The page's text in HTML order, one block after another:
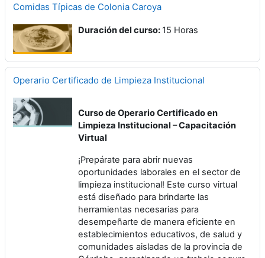
Comidas Típicas de Colonia Caroya
Duración del curso: 15 Horas
Operario Certificado de Limpieza Institucional
Curso de Operario Certificado en
Limpieza Institucional – Capacitación
Virtual
¡Prepárate para abrir nuevas
oportunidades laborales en el sector de
limpieza institucional! Este curso virtual
está diseñado para brindarte las
herramientas necesarias para
desempeñarte de manera eficiente en
establecimientos educativos, de salud y
comunidades aisladas de la provincia de